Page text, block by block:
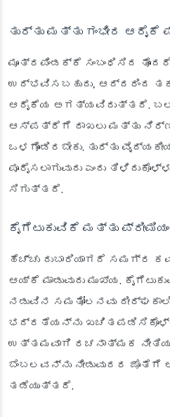
ತುರ್ತು ಮತ್ತು ಗಂಭೀರ
ಮೂತ್ರಪಿಂಡಕ್ಕೆ ಸಂಬಂಧಿಸಿದ
ಉದ್ಭವಿಸಬಹುದು, ಆದ್ದರಿಂದ
ಆರೈಕೆಯ ಅಗತ್ಯವಿರುತ್ತದೆ.
ಆಸ್ಪತ್ರೆಗೆ ದಾಖಲು ಮತ್ತು
ಒಳಗೊಂಡಿರಬೇಕು. ತುರ್ತು
ಪೂರೈಸಲಾಗುವುದು ಎಂದು
ಸಿಗುತ್ತದೆ.
ಕೈಗೆಟುಕುವಿಕೆ ಮತ್ತು
ಹೆಚ್ಚು ದುಬಾರಿಯಾಗದೆ ಸಮಗ್ರ
ಆಯ್ಕೆ ಮಾಡುವುದು ಮುಖ್ಯ.
ನಡುವಿನ ಸಮತೋಲನವು
ಭದ್ರತೆಯನ್ನು
ಉತ್ತಮವಾಗಿ ರಚನಾತ್ಮಕ
ಬೆಂಬಲವನ್ನು ನೀಡುವುದರ
ತಡೆಯುತ್ತದೆ.